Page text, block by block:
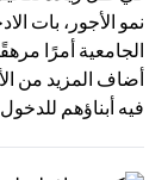
نمو الأجور، بات
الجامعية أمرًا
أضاف المزيد من
فيه أبناؤهم